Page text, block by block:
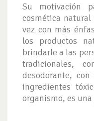
Su motivación
cosmética
vez con más
los productos
brindarle a las
tradicionales,
desodorante,
ingredientes
organismo, es